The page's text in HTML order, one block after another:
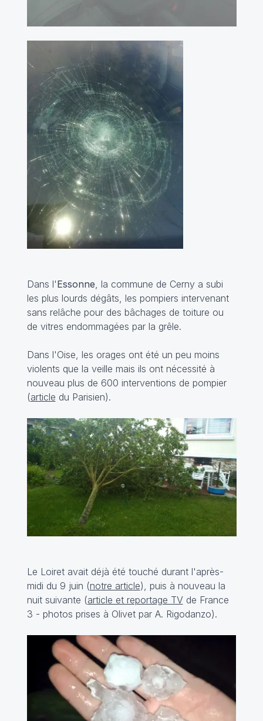
Dans l'Essonne, la commune de Cerny a subi
les plus lourds dégâts, les pompiers intervenant
sans relâche pour des bâchages de toiture ou
de vitres endommagées par la grêle.
Dans l'Oise, les orages ont été un peu moins
violents que la veille mais ils ont nécessité à
nouveau plus de 600 interventions de pompier
(article du Parisien).
Le Loiret avait déjà été touché durant l'après-
midi du 9 juin (notre article), puis à nouveau la
nuit suivante (article et reportage TVde France
3 - photos prises à Olivet par A. Rigodanzo).